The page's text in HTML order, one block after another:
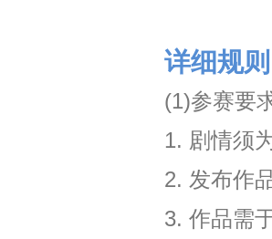
详细规则
(1)参赛要
1. 剧情须
2. 发布作
3. 作品需